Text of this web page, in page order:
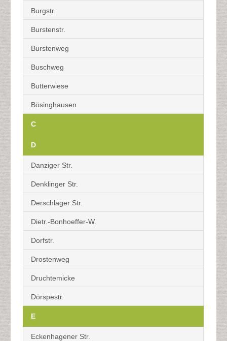
Burgstr.
Burstenstr.
Burstenweg
Buschweg
Butterwiese
Bösinghausen
C
D
Danziger Str.
Denklinger Str.
Derschlager Str.
Dietr.-Bonhoeffer-W.
Dorfstr.
Drostenweg
Druchtemicke
Dörspestr.
E
Eckenhagener Str.